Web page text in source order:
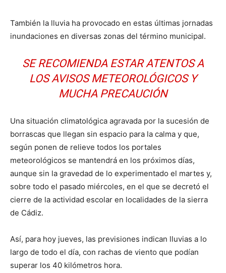
También la lluvia ha provocado en estas últimas jornadas
inundaciones en diversas zonas del término municipal.
SE RECOMIENDA ESTAR ATENTOS A
LOS AVISOS METEOROLÓGICOS Y
MUCHA PRECAUCIÓN
Una situación climatológica agravada por la sucesión de
borrascas que llegan sin espacio para la calma y que,
según ponen de relieve todos los portales
meteorológicos se mantendrá en los próximos días,
aunque sin la gravedad de lo experimentado el martes y,
sobre todo el pasado miércoles, en el que se decretó el
cierre de la actividad escolar en localidades de la sierra
de Cádiz.
Así, para hoy jueves, las previsiones indican lluvias a lo
largo de todo el día, con rachas de viento que podían
superar los 40 kilómetros hora.